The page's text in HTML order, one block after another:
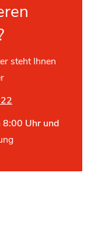
steht Ihnen
8:00 Uhr und